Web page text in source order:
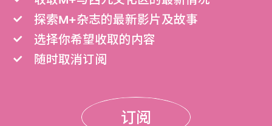
探索M+杂志的最新影片及故事
选择你希望收取的内容
随时取消订阅
订阅